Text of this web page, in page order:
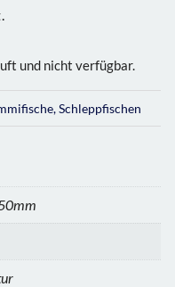
und nicht verfügbar.
,Schleppfischen